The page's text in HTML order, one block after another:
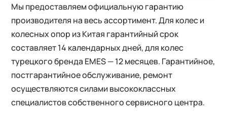
Мы предоставляем официальную гарантию
производителя на весь ассортимент. Для колес и
колесных опор из Китая гарантийный срок
составляет 14 календарных дней, для колес
турецкого бренда EMES — 12 месяцев. Гарантийное,
постгарантийное обслуживание, ремонт
осуществляются силами высококлассных
специалистов собственного сервисного центра.